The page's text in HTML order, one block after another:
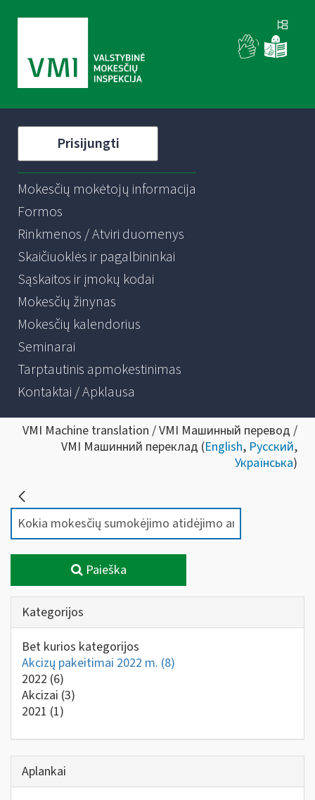
Prisijungti
Mokesčių mokėtojų informacija
Formos
Rinkmenos / Atviri duomenys
Skaičiuoklės ir pagalbininkai
Sąskaitos ir įmokų kodai
Mokesčių žinynas
Mokesčių kalendorius
Seminarai
Tarptautinis apmokestinimas
Kontaktai / Apklausa
VMI Machine translation / VMI Машинный перевод /
VMI Машинний переклад (English, Русский,
Українська)
Paieška
Kategorijos
Bet kurios kategorijos
Akcizų pakeitimai 2022 m. (8)
2022 (6)
Akcizai (3)
2021 (1)
Aplankai